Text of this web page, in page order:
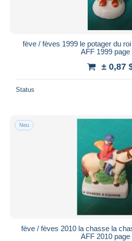
fève / fèves 1999 le potager du
AFF 1999 page
± 0,87
Status
Neu
fève / fèves 2010 la chasse la
AFF 2010 page